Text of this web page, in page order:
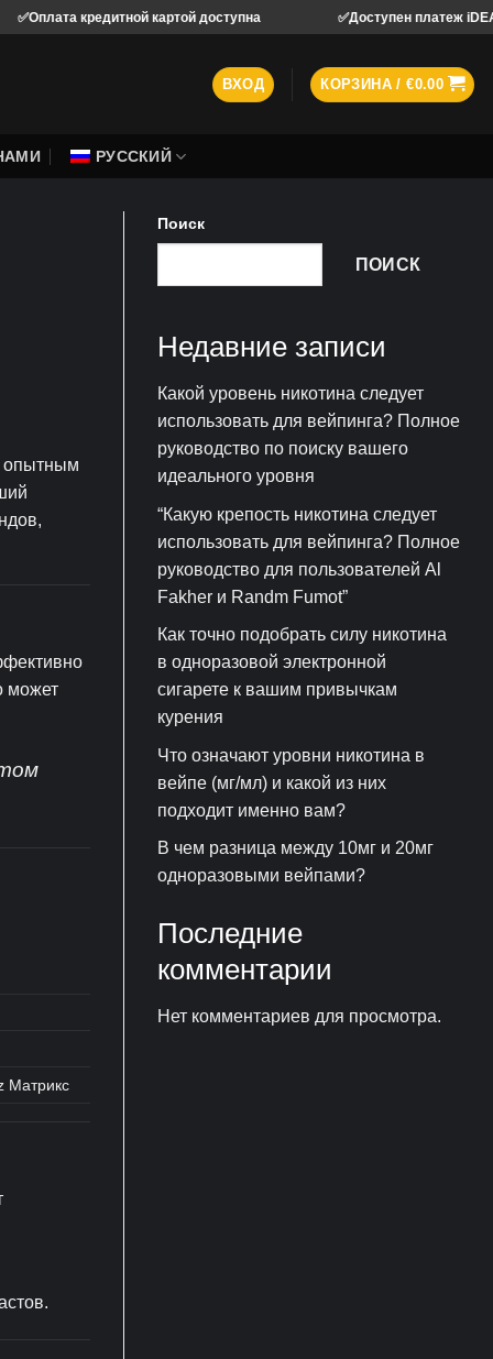
картой доступна ✅Доступен платеж iDEAL
ВХОД КОРЗИНА /€0.00
РУССКИЙ
опытным
может
Матрикс
Поиск
ПОИСК
Недавние записи
Какой уровень никотина следует
использовать для вейпинга? Полное
руководство по поиску вашего
идеального уровня
“Какую крепость никотина следует
использовать для вейпинга? Полное
руководство для пользователей Al
Fakher и Randm Fumot”
Как точно подобрать силу никотина
в одноразовой электронной
сигарете к вашим привычкам
курения
Что означают уровни никотина в
вейпе (мг/мл) и какой из них
подходит именно вам?
В чем разница между 10мг и 20мг
одноразовыми вейпами?
Последние
комментарии
Нет комментариев для просмотра.